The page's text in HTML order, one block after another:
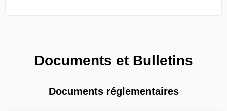
Documents et Bulletins
Documents réglementaires